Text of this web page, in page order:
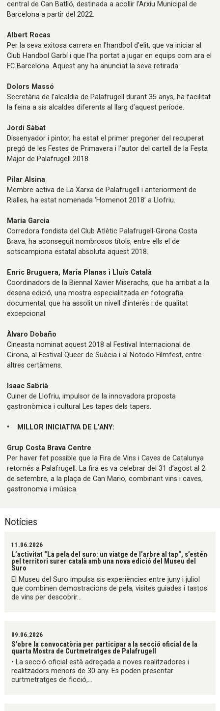
central de Can Batlló, destinada a acollir l'Arxiu Municipal de
Barcelona a partir del 2022.
Albert Rocas
Per la seva exitosa carrera en l’handbol d’elit, que va iniciar al
Club Handbol Garbí i que l’ha portat a jugar en equips com ara el
FC Barcelona. Aquest any ha anunciat la seva retirada.
Dolors Massó
Secretària de l’alcaldia de Palafrugell durant 35 anys, ha facilitat
la feina a sis alcaldes diferents al llarg d’aquest període.
Jordi Sàbat
Dissenyador i pintor, ha estat el primer pregoner del recuperat
pregó de les Festes de Primavera i l’autor del cartell de la Festa
Major de Palafrugell 2018.
Pilar Alsina
Membre activa de La Xarxa de Palafrugell i anteriorment de
Rialles, ha estat nomenada ‘Homenot 2018’ a Llofriu.
Maria Garcia
Corredora fondista del Club Atlètic Palafrugell-Girona Costa
Brava, ha aconseguit nombrosos títols, entre ells el de
sotscampiona estatal absoluta aquest 2018.
Enric Bruguera, Maria Planas i Lluís Català
Coordinadors de la Biennal Xavier Miserachs, que ha arribat a la
desena edició, una mostra especialitzada en fotografia
documental, que ha assolit un nivell d’interès i de qualitat
excepcional.
Àlvaro Dobaño
Cineasta nominat aquest 2018 al Festival Internacional de
Girona, al Festival Queer de Suècia i al Notodo Filmfest, entre
altres certàmens.
Isaac Sabrià
Cuiner de Llofriu, impulsor de la innovadora proposta
gastronòmica i cultural Les tapes dels tapers.
• MILLOR INICIATIVA DE L’ANY:
Grup Costa Brava Centre
Per haver fet possible que la Fira de Vins i Caves de Catalunya
retornés a Palafrugell. La fira es va celebrar del 31 d’agost al 2
de setembre, a la plaça de Can Mario, combinant vins i caves,
gastronomia i música.
Notícies
11.06.2026
L’activitat "La pela del suro: un viatge de l’arbre al tap", s’estén
pel territori surer català amb una nova edició del Museu del
Suro
El Museu del Suro impulsa sis experiències entre juny i juliol
que combinen demostracions de pela, visites guiades i tastos
de vins per descobrir...
09.06.2026
S’obre la convocatòria per participar a la secció oficial de la
quarta Mostra de Curtmetratges de Palafrugell
• La secció oficial està adreçada a noves realitzadores i
realitzadors menors de 30 any. Es poden presentar
curtmetratges de ficció,...